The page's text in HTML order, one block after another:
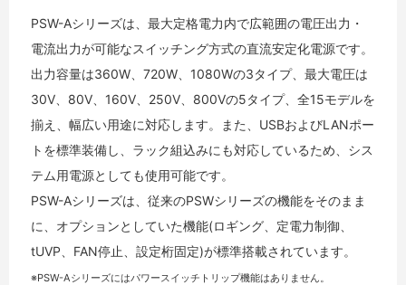
PSW-Aシリーズは、最大定格電力内で広範囲の電圧出力・
電流出力が可能なスイッチング方式の直流安定化電源です。
出力容量は360W、720W、1080Wの3タイプ、最大電圧は
30V、80V、160V、250V、800Vの5タイプ、全15モデルを
揃え、幅広い用途に対応します。また、USBおよびLANポー
トを標準装備し、ラック組込みにも対応しているため、シス
テム用電源としても使用可能です。
PSW-Aシリーズは、従来のPSWシリーズの機能をそのまま
に、オプションとしていた機能(ロギング、定電力制御、
tUVP、FAN停止、設定桁固定)が標準搭載されています。
※PSW-Aシリーズにはパワースイッチトリップ機能はありません。